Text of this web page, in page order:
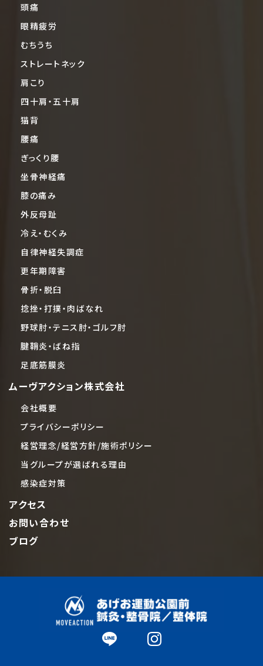
頭痛
眼精疲労
むちうち
ストレートネック
肩こり
四十肩・五十肩
猫背
腰痛
ぎっくり腰
坐骨神経痛
膝の痛み
外反母趾
冷え・むくみ
自律神経失調症
更年期障害
骨折・脱臼
捻挫・打撲・肉ばなれ
野球肘・テニス肘・ゴルフ肘
腱鞘炎・ばね指
足底筋膜炎
ムーヴアクション株式会社
会社概要
プライバシーポリシー
経営理念/経営方針/施術ポリシー
当グループが選ばれる理由
感染症対策
アクセス
お問い合わせ
ブログ